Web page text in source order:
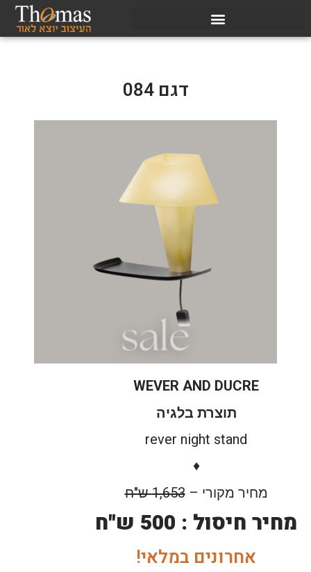
דגם 084
WEVER AND DUCRE
תוצרת בלגיה
rever night stand
♦
מחיר מקורי –1,653ש"ח
מחיר חיסול : 500 ש"ח
אחרונים במלאי!